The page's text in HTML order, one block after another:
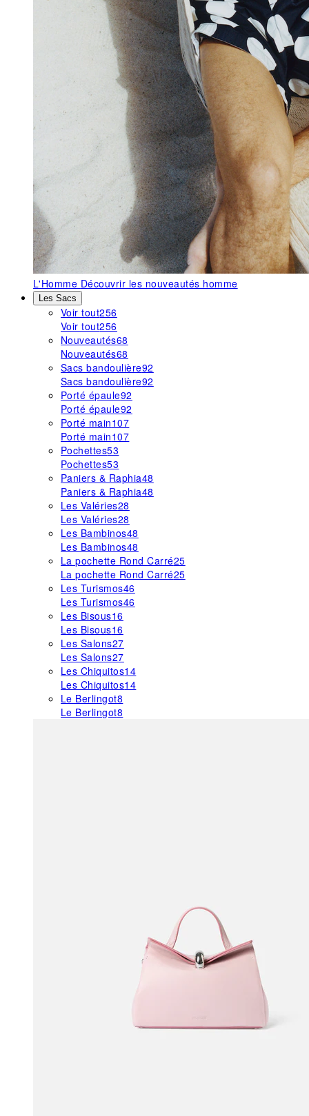
L'Homme Découvrir les nouveautés homme
Les Sacs
Voir tout256
Voir tout256
Nouveautés68
Nouveautés68
Sacs bandoulière92
Sacs bandoulière92
Porté épaule92
Porté épaule92
Porté main107
Porté main107
Pochettes53
Pochettes53
Paniers & Raphia48
Paniers & Raphia48
Les Valéries28
Les Valéries28
Les Bambinos48
Les Bambinos48
La pochette Rond Carré25
La pochette Rond Carré25
Les Turismos46
Les Turismos46
Les Bisous16
Les Bisous16
Les Salons27
Les Salons27
Les Chiquitos14
Les Chiquitos14
Le Berlingot8
Le Berlingot8